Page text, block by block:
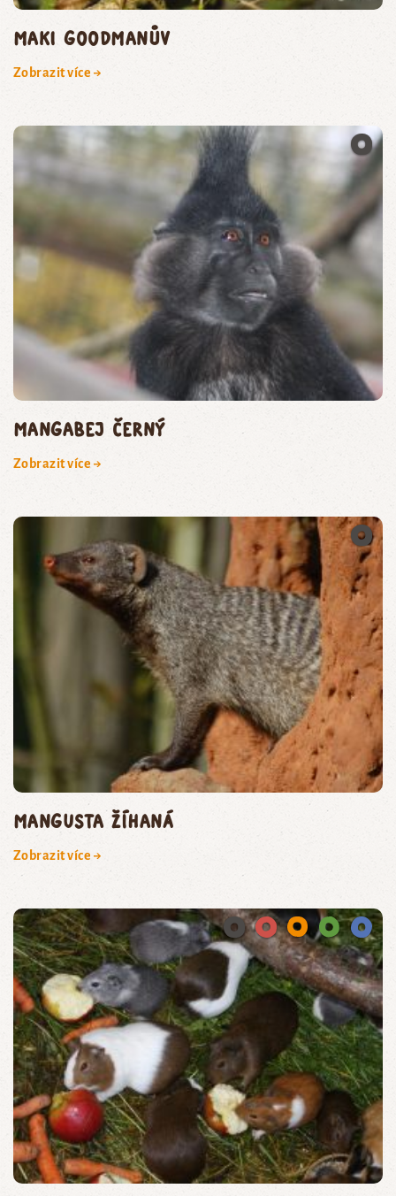
maki Goodmanův
Zobrazit více →
mangabej černý
Zobrazit více →
mangusta žíhaná
Zobrazit více →